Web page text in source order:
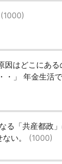
(1000)
因はどこにあ
・」 年金生活
る「共産都政
い。 (1000)